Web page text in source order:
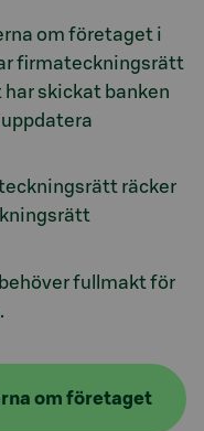
om företaget i
firmateckningsrätt
skickat banken
räcker
fullmakt för
om företaget